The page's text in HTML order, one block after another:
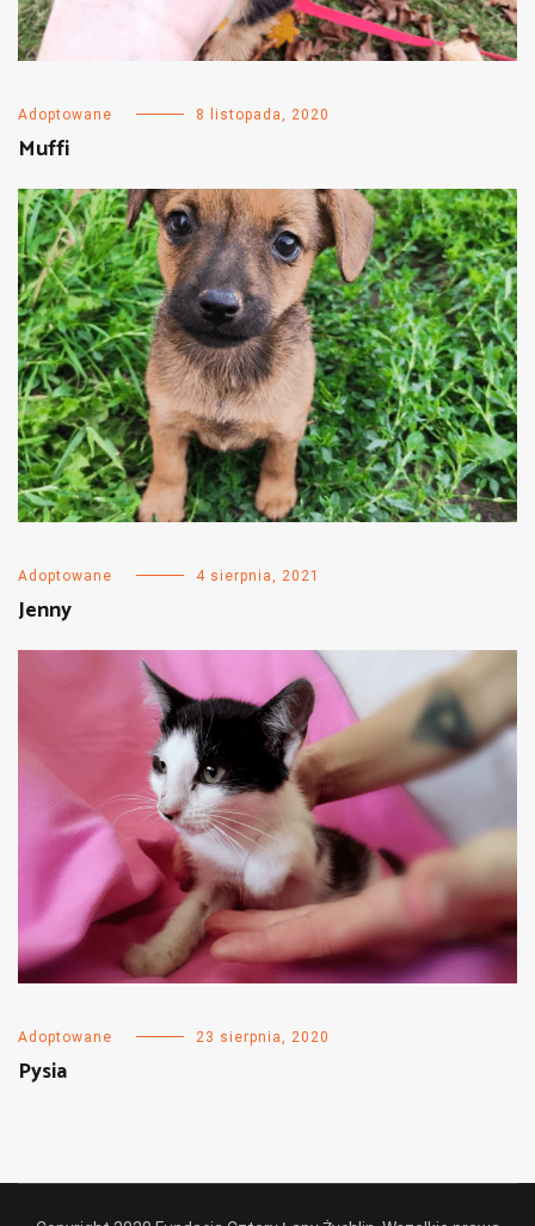
Adoptowane 8 listopada, 2020
Muffi
Adoptowane 4 sierpnia, 2021
Jenny
Adoptowane 23 sierpnia, 2020
Pysia